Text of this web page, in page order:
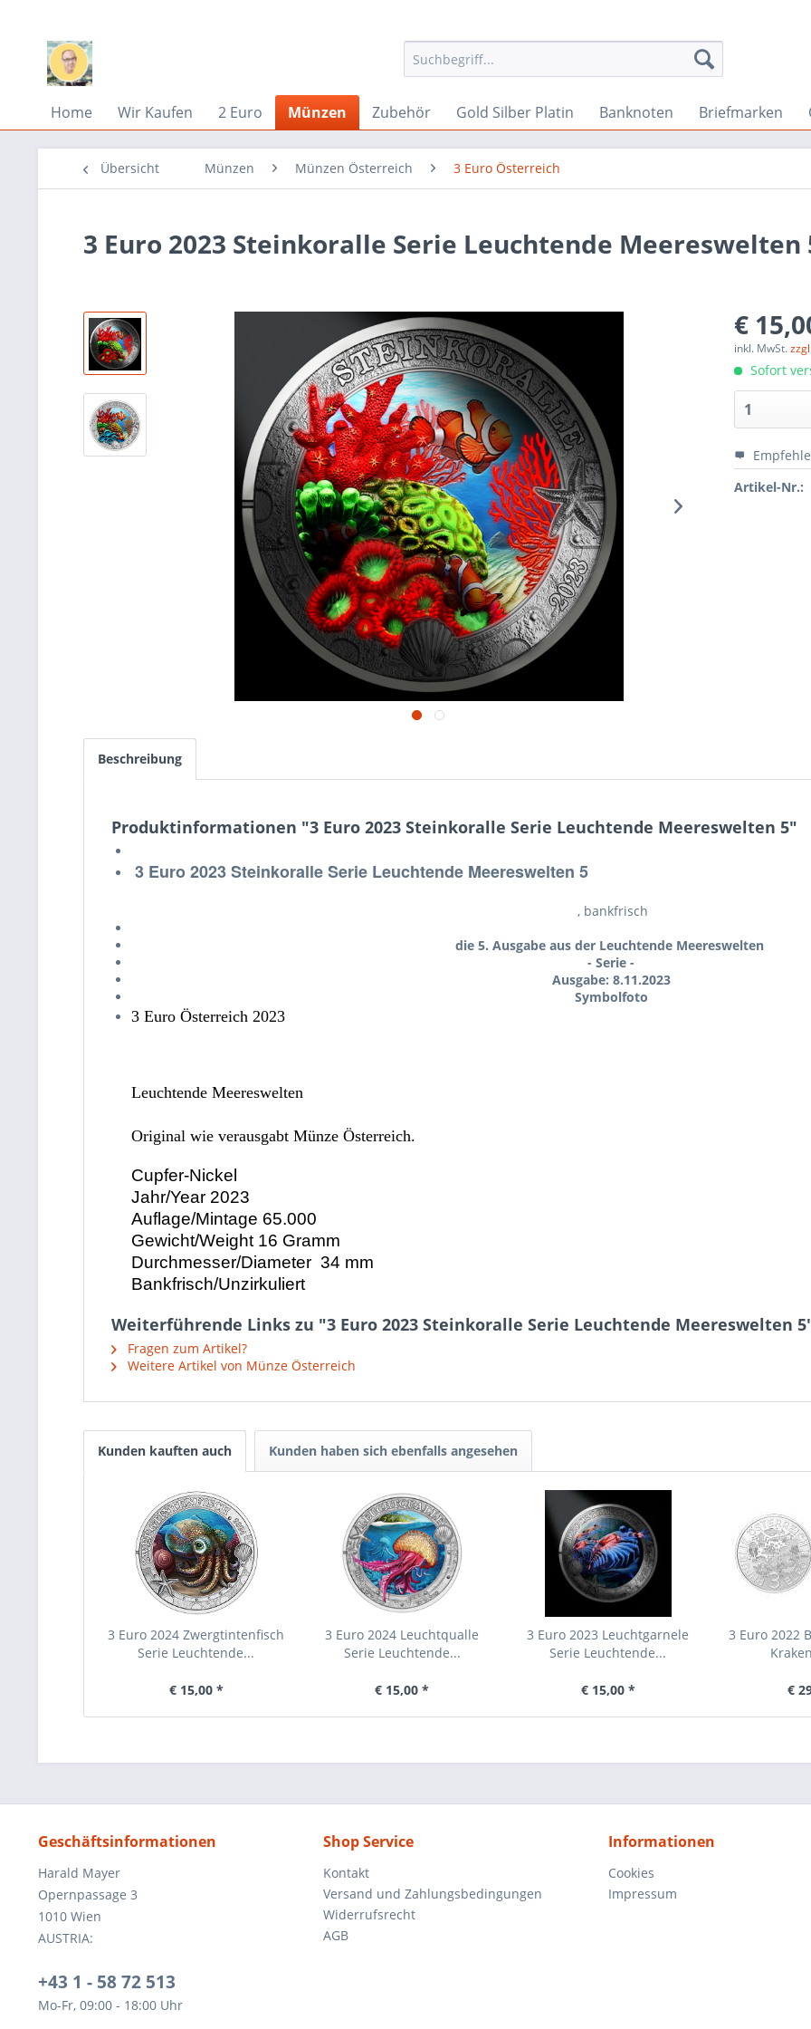
Home Wir Kaufen 2 Euro Münzen Zubehör Gold Silber Platin Banknoten Briefmarken
Übersicht Münzen Münzen Österreich 3 Euro Österreich
3 Euro 2023 Steinkoralle Serie Leuchtende Meereswelten
€
inkl. MwSt.
Sofort
Artikel-Nr.:
Beschreibung
Produktinformationen "3 Euro 2023 Steinkoralle Serie Leuchtende Meereswelten 5"
3 Euro 2023 Steinkoralle Serie Leuchtende Meereswelten 5
, bankfrisch
die 5. Ausgabe aus der Leuchtende Meereswelten
- Serie -
Ausgabe: 8.11.2023
Symbolfoto
3 Euro Österreich 2023
Leuchtende Meereswelten
Original wie verausgabt Münze Österreich.
Cupfer-Nickel
Jahr/Year 2023
Auflage/Mintage 65.000
Gewicht/Weight 16 Gramm
Durchmesser/Diameter 34 mm
Bankfrisch/Unzirkuliert
Weiterführende Links zu "3 Euro 2023 Steinkoralle Serie Leuchtende Meereswelten
Fragen zum Artikel?
Weitere Artikel von Münze Österreich
Kunden kauften auch Kunden haben sich ebenfalls angesehen
3 Euro 2024 Zwergtintenfisch
Serie Leuchtende...
€ 15,00 *
3 Euro 2024 Leuchtqualle
Serie Leuchtende...
€ 15,00 *
3 Euro 2023 Leuchtgarnele
Serie Leuchtende...
€ 15,00 *
3 Euro 2022
€
Geschäftsinformationen
Harald Mayer
Opernpassage 3
1010 Wien
AUSTRIA:
+43 1 - 58 72 513
Mo-Fr, 09:00 - 18:00 Uhr
Shop Service
Kontakt
Versand und Zahlungsbedingungen
Widerrufsrecht
AGB
Informationen
Cookies
Impressum